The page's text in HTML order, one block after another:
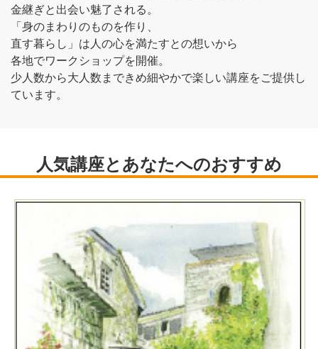
金継ぎと出会い魅了される。
「身のまわりのものを作り、
直す暮らし」は人の心を満たすとの想いから
各地でワークショップを開催。
少人数から大人数まできめ細やかで楽しい講座をご提供し
ています。